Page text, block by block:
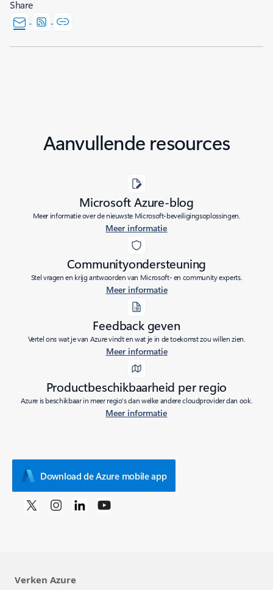
Share
Aanvullende resources
Microsoft Azure-blog
Meer informatie over de nieuwste Microsoft-beveiligingsoplossingen.
Meer informatie
Communityondersteuning
Stel vragen en krijg antwoorden van Microsoft- en community experts.
Meer informatie
Feedback geven
Vertel ons wat je van Azure vindt en wat je in de toekomst zou willen zien.
Meer informatie
Productbeschikbaarheid per regio
Azure is beschikbaar in meer regio's dan welke andere cloudprovider dan ook.
Meer informatie
Download de Azure mobile app
Verken Azure